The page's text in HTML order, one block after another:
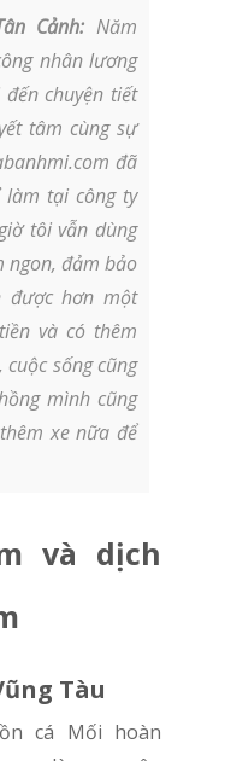
Cảnh: Năm
nhân lương
chuyện tiết
tâm cùng sự
đã
tại công ty
tôi vẫn dùng
ngon, đảm bảo
được hơn một
và có thêm
sống cũng
mình cũng
xe nữa để
và dịch
Tàu